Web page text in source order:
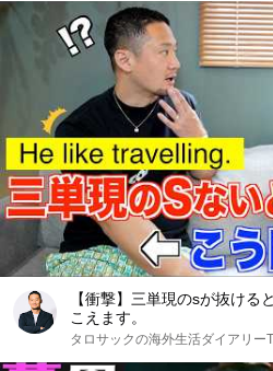
【衝撃】三単現のsが抜ける
こえます。
タロサックの海外生活ダイアリー